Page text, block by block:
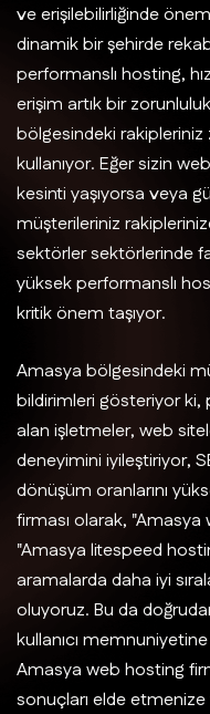
ve erişilebilirliğinde
dinamik bir şehirde
performanslı hosting,
erişim artık bir
bölgesindeki rakipleriniz
kullanıyor. Eğer sizin
kesinti yaşıyorsa veya
müşterileriniz
sektörler sektörlerinde
yüksek performanslı
kritik önem taşıyor.
Amasya bölgesindeki
bildirimleri gösteriyor
alan işletmeler, web
deneyimini iyileştiriyor,
dönüşüm oranlarını
firması olarak,
"Amasya litespeed
aramalarda daha iyi
oluyoruz. Bu da
kullanıcı
Amasya web hosting
sonuçları elde etmenize